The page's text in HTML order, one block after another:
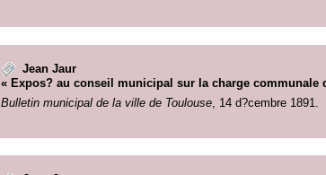
Jean Jaur
« Expos? au conseil municipal sur la charge communale
Bulletin municipal de la ville de Toulouse, 14 d?cembre 1891.